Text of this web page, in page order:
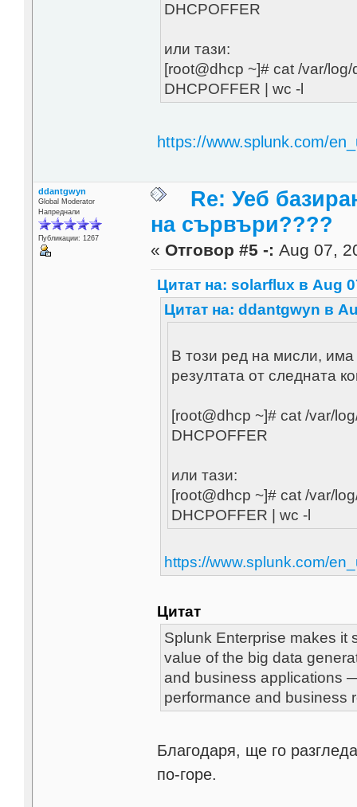
DHCPOFFER
или тази:
[root@dhcp ~]# cat /var/
DHCPOFFER | wc -l
https://www.splunk.com/
ddantgwyn
Global Moderator
Напреднали
Публикации: 1267
Re: Уеб
на сървъри????
« Отговор #5 -: Aug 07,
Цитат на: solarflux в Aug
Цитат на: ddantgwyn в
В този ред на мисли,
резултата от следната
[root@dhcp ~]# cat /var/
DHCPOFFER
или тази:
[root@dhcp ~]# cat /var/
DHCPOFFER | wc -l
https://www.splunk.com/
Цитат
Splunk Enterprise makes it
value of the big data
and business applications
performance and business
Благодаря, ще го
по-горе.